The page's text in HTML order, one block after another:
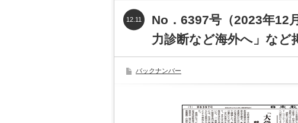
No．6397号（2023年12
力診断など海外へ」など
12.11
バックナンバー